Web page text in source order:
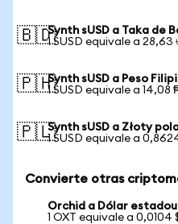
🇧🇩Synth sUSD a Taka de
1 SUSD equivale a 28,63
🇵🇭Synth sUSD a Peso
1 SUSD equivale a 14,08
🇵🇱Synth sUSD a Złoty
1 SUSD equivale a
Convierte otras
Orchid a Dólar
1 OXT equivale a 0,0104